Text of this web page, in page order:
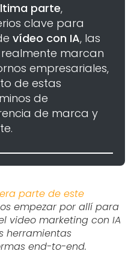
parte,
clave para
vídeo con IA, las
marcan
empresariales,
de estas
de
de marca y
parte de este
empezar por allí para
video marketing con IA
herramientas
end-to-end.